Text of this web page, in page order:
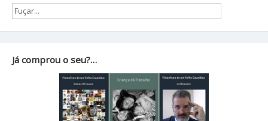
Já comprou o seu?…